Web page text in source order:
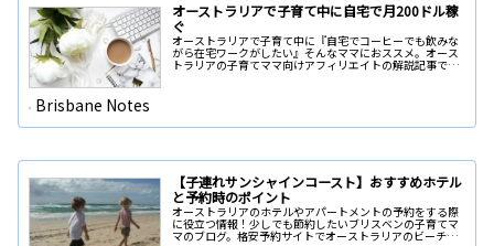
オーストラリアで子育て中に自宅で月200ドル稼
ぐ
オーストラリアで子育て中に『自宅でコーヒーでも飲みな
がら在宅ワークがしたい』そんなママにおススメ。オース
トラリアの子育てママ向けアフィリエイトの解説記事で
Brisbane Notes
【子連れサンシャインコースト】おすすめホテル
と予約時のポイント
オーストラリアのホテルやアパートメントの予約をする際
に役立つ情報！少しでも節約したいブリスベンの子育てマ
マのブログ。格安予約サイトでオーストラリアのビーチ近